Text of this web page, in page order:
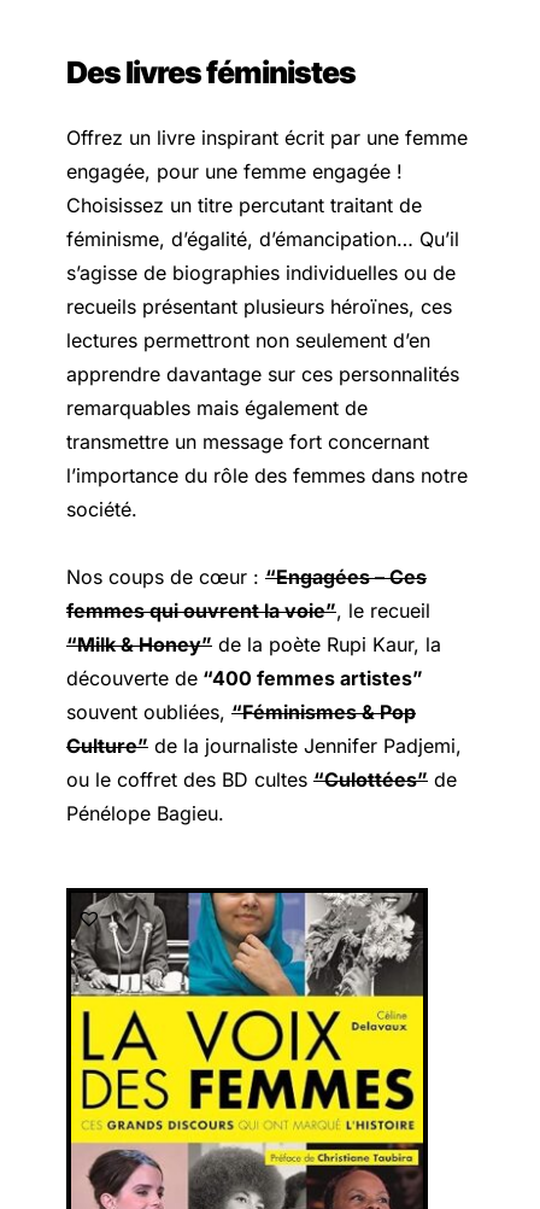
Des livres féministes
Offrez un livre inspirant écrit par une femme
engagée, pour une femme engagée !
Choisissez un titre percutant traitant de
féminisme, d’égalité, d’émancipation… Qu’il
s’agisse de biographies individuelles ou de
recueils présentant plusieurs héroïnes, ces
lectures permettront non seulement d’en
apprendre davantage sur ces personnalités
remarquables mais également de
transmettre un message fort concernant
l’importance du rôle des femmes dans notre
société.
Nos coups de cœur : “Engagées – Ces
femmes qui ouvrent la voie”, le recueil
“Milk & Honey” de la poète Rupi Kaur, la
découverte de “400 femmes artistes”
souvent oubliées, “Féminismes & Pop
Culture” de la journaliste Jennifer Padjemi,
ou le coffret des BD cultes “Culottées” de
Pénélope Bagieu.